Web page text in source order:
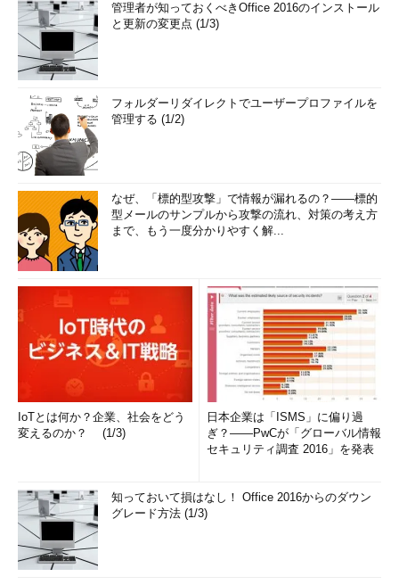
管理者が知っておくべきOffice 2016のインストール
と更新の変更点 (1/3)
フォルダーリダイレクトでユーザープロファイルを
管理する (1/2)
なぜ、「標的型攻撃」で情報が漏れるの？――標的
型メールのサンプルから攻撃の流れ、対策の考え方
まで、もう一度分かりやすく解...
IoTとは何か？企業、社会をどう
変えるのか？ (1/3)
日本企業は「ISMS」に偏り過
ぎ？――PwCが「グローバル情報
セキュリティ調査 2016」を発表
知っておいて損はなし！ Office 2016からのダウン
グレード方法 (1/3)